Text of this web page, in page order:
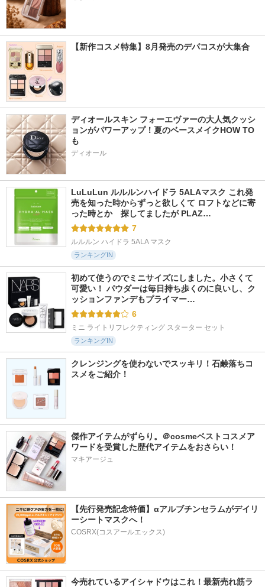
【新作コスメ特集】8月発売のデパコスが大集合
ディオールスキン フォーエヴァーの大人気クッシ
ョンがパワーアップ！夏のベースメイクHOW TO
も
ディオール
LuLuLun ルルルンハイドラ 5ALAマスク これ発
売を知った時からずっと欲しくて ロフトなどに寄
った時とか　探してましたが PLAZ…
7
ルルルン ハイドラ 5ALA マスク
ランキングIN
初めて使うのでミニサイズにしました。小さくて
可愛い！ パウダーは毎日持ち歩くのに良いし、ク
ッションファンデもプライマー…
6
ミニ ライトリフレクティング スターター セット
ランキングIN
クレンジングを使わないでスッキリ！石鹸落ちコ
スメをご紹介！
傑作アイテムがずらり。＠cosmeベストコスメア
ワードを受賞した歴代アイテムをおさらい！
マキアージュ
【先行発売記念特価】αアルブチンセラムがデイリ
ーシートマスクへ！
COSRX(コスアールエックス)
今売れているアイシャドウはこれ！最新売れ筋ラ